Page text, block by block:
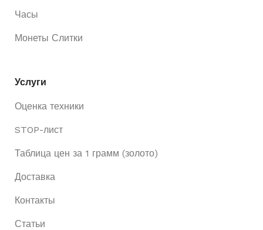
Часы
Монеты Слитки
Услуги
Оценка техники
STOP-лист
Таблица цен за 1 грамм (золото)
Доставка
Контакты
Статьи